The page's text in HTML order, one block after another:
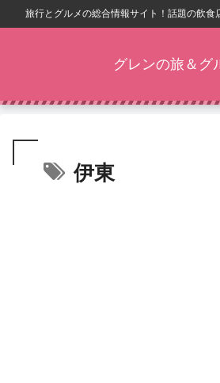
旅行とグルメの総合情報サイト！話題の飲食
グレンの旅＆グ
伊東